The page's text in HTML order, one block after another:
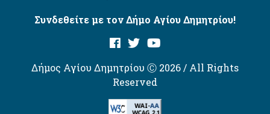
Συνδεθείτε με τον Δήμο Αγίου Δημητρίου!
Δήμος Αγίου Δημητρίου Ⓒ 2026 / All Rights
Reserved